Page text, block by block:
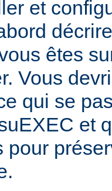
et
êtes
Vous
qui se
et
pour